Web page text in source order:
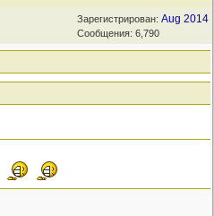
Зарегистрирован: Aug 2014
Сообщения: 6,790